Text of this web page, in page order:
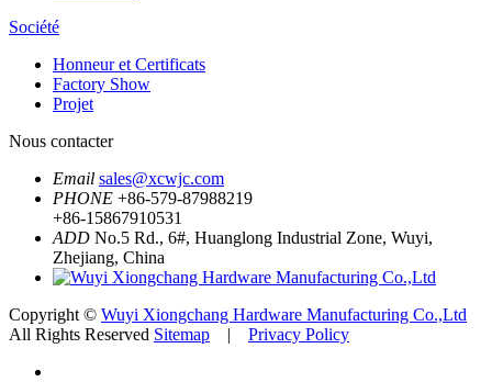
Société
Honneur et Certificats
Factory Show
Projet
Nous contacter
Email sales@xcwjc.com
PHONE +86-579-87988219
+86-15867910531
ADD No.5 Rd., 6#, Huanglong Industrial Zone, Wuyi,
Zhejiang, China
Copyright © Wuyi Xiongchang Hardware Manufacturing Co.,Ltd
All Rights Reserved Sitemap | Privacy Policy